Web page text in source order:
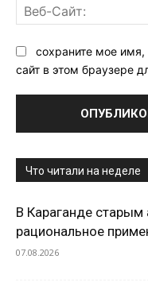
сохраните мое
сайт в этом браузере
Что читали на неделе
В Караганде
рациональное
07.08.2026